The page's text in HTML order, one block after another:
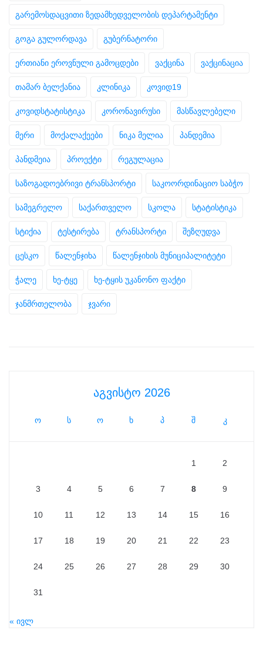
გარემოსდაცვითი ზედამხედველობის დეპარტამენტი
გოგა გულორდავა გუბერნატორი
ერთიანი ეროვნული გამოცდები ვაქცინა ვაქცინაცია
თამარ ბელქანია კლინიკა კოვიდ19
კოვიდსტატისტიკა კორონავირუსი მასწავლებელი
მერი მოქალაქეები ნიკა მელია პანდემია
პანდმეია პროექტი რეგულაცია
საზოგადოებრივი ტრანსპორტი საკოორდინაციო საბჭო
სამეგრელო საქართველო სკოლა სტატისტიკა
სტიქია ტესტირება ტრანსპორტი შეზღუდვა
ცესკო წალენჯიხა წალენჯიხის მუნიციპალიტეტი
ჭალე ხე-ტყე ხე-ტყის უკანონო ფაქტი
ჯანმრთელობა ჯვარი
აგვისტო 2026
ო ს ო ხ პ შ კ
1 2
3 4 5 6 7 8 9
10 11 12 13 14 15 16
17 18 19 20 21 22 23
24 25 26 27 28 29 30
31
« ივლ